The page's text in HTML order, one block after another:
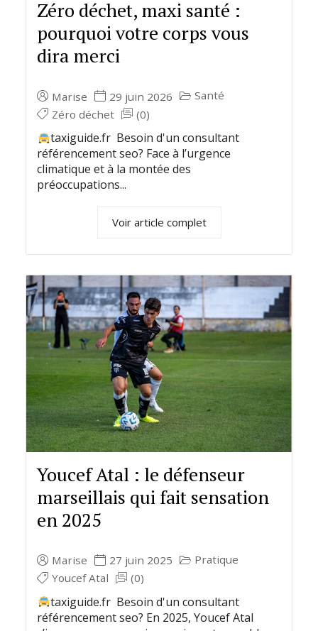
Zéro déchet, maxi santé :
pourquoi votre corps vous
dira merci
Marise 29 juin 2026
Santé
Zéro déchet
(0)
taxiguide.fr Besoin d'un consultant
référencement seo? Face à l’urgence
climatique et à la montée des
préoccupations...
Voir article complet
Youcef Atal : le défenseur
marseillais qui fait sensation
en 2025
Marise 27 juin 2025
Pratique
Youcef Atal
(0)
taxiguide.fr Besoin d'un consultant
référencement seo? En 2025, Youcef Atal